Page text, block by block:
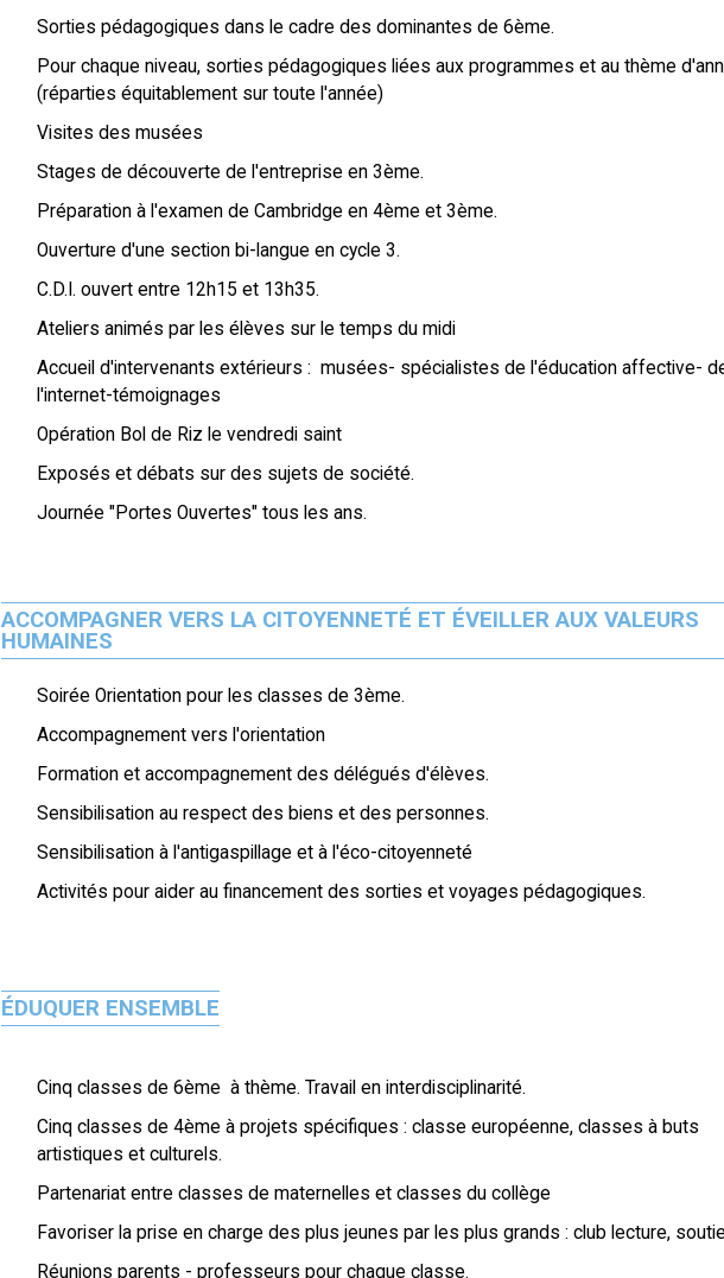
Sorties pédagogiques dans le cadre des dominantes de 6ème.
Pour chaque niveau, sorties pédagogiques liées aux programmes et au thème
(réparties équitablement sur toute l'année)
Visites des musées
Stages de découverte de l'entreprise en 3ème.
Préparation à l'examen de Cambridge en 4ème et 3ème.
Ouverture d'une section bi-langue en cycle 3.
C.D.I. ouvert entre 12h15 et 13h35.
Ateliers animés par les élèves sur le temps du midi
Accueil d'intervenants extérieurs : musées- spécialistes de l'éducation affective-
l'internet-témoignages
Opération Bol de Riz le vendredi saint
Exposés et débats sur des sujets de société.
Journée "Portes Ouvertes" tous les ans.
ACCOMPAGNER VERS LA CITOYENNETÉ ET ÉVEILLER AUX VALEURS
HUMAINES
Soirée Orientation pour les classes de 3ème.
Accompagnement vers l'orientation
Formation et accompagnement des délégués d'élèves.
Sensibilisation au respect des biens et des personnes.
Sensibilisation à l'antigaspillage et à l'éco-citoyenneté
Activités pour aider au financement des sorties et voyages pédagogiques.
ÉDUQUER ENSEMBLE
Cinq classes de 6ème à thème. Travail en interdisciplinarité.
Cinq classes de 4ème à projets spécifiques : classe européenne, classes à buts
artistiques et culturels.
Partenariat entre classes de maternelles et classes du collège
Favoriser la prise en charge des plus jeunes par les plus grands : club lecture,
Réunions parents - professeurs pour chaque classe.